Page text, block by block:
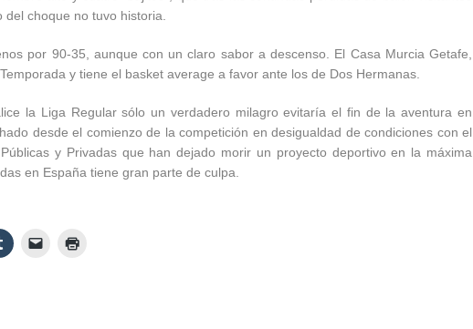
choque no tuvo historia.
por 90-35, aunque con un claro sabor a descenso. El Casa Murcia Getafe,
y tiene el basket average a favor ante los de Dos Hermanas.
la Liga Regular sólo un verdadero milagro evitaría el fin de la aventura en
desde el comienzo de la competición en desigualdad de condiciones con el
y Privadas que han dejado morir un proyecto deportivo en la máxima
en España tiene gran parte de culpa.